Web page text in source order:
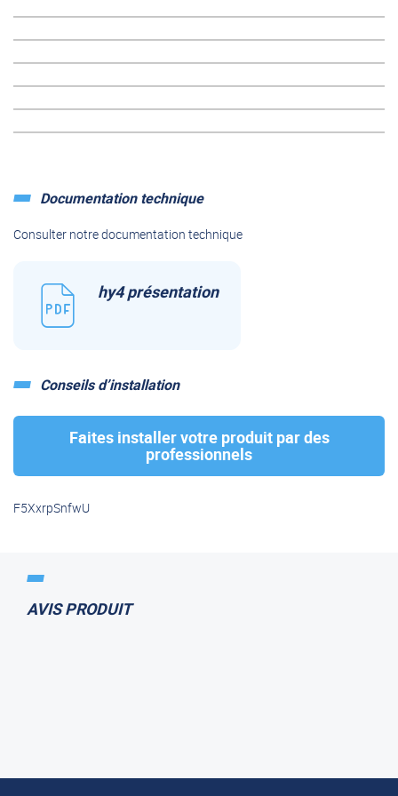
Documentation technique
Consulter notre documentation technique
hy4 présentation
Conseils d’installation
Faites installer votre produit par des
professionnels
F5XxrpSnfwU
AVIS PRODUIT